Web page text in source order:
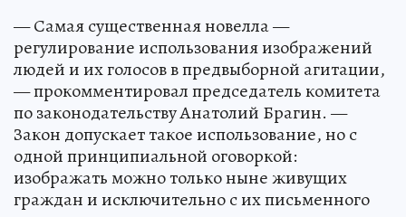
— Самая существенная новелла —
регулирование использования изображений
людей и их голосов в предвыборной агитации,
— прокомментировал председатель комитета
по законодательству Анатолий Брагин. —
Закон допускает такое использование, но с
одной принципиальной оговоркой:
изображать можно только ныне живущих
граждан и исключительно с их письменного